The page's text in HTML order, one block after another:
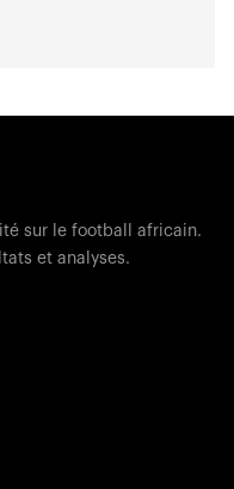
sur le football africain.
et analyses.